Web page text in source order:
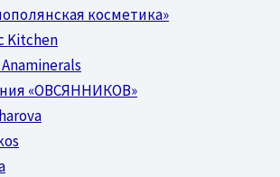
косметика»
Kitchen
«ОВСЯННИКОВ»